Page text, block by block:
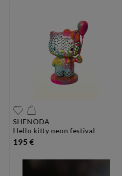
SHENODA
hello kitty neon festival
195 €